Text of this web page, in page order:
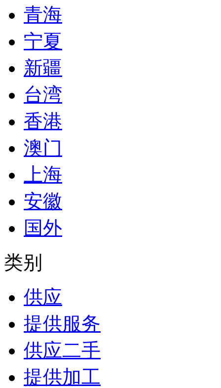
青海
宁夏
新疆
台湾
香港
澳门
上海
安徽
国外
类别
供应
提供服务
供应二手
提供加工